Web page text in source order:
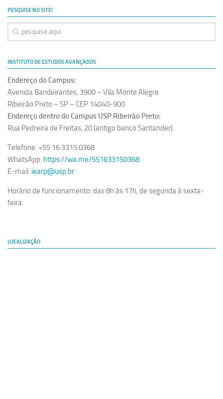
PESQUISE NO SITE!
INSTITUTO DE ESTUDOS AVANÇADOS
Endereço do Campus:
Avenida Bandeirantes, 3900 – Vila Monte Alegre
Ribeirão Preto – SP – CEP 14040-900
Endereço dentro do Campus USP Ribeirão Preto:
Rua Pedreira de Freitas, 20 (antigo banco Santander).
Telefone: +55 16 3315.0368
WhatsApp: https://wa.me/551633150368
E-mail: iearp@usp.br
Horário de funcionamento: das 8h às 17h, de segunda à sexta-
feira.
LOCALIZAÇÃO